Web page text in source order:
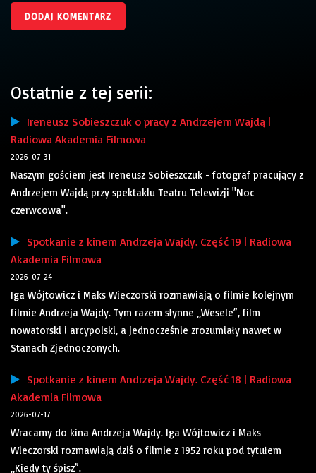
Ostatnie z tej serii:
Ireneusz Sobieszczuk o pracy z Andrzejem Wajdą |
Radiowa Akademia Filmowa
2026-07-31
Naszym gościem jest Ireneusz Sobieszczuk - fotograf pracujący z
Andrzejem Wajdą przy spektaklu Teatru Telewizji "Noc
czerwcowa".
Spotkanie z kinem Andrzeja Wajdy. Część 19 | Radiowa
Akademia Filmowa
2026-07-24
Iga Wójtowicz i Maks Wieczorski rozmawiają o filmie kolejnym
filmie Andrzeja Wajdy. Tym razem słynne „Wesele”, film
nowatorski i arcypolski, a jednocześnie zrozumiały nawet w
Stanach Zjednoczonych.
Spotkanie z kinem Andrzeja Wajdy. Część 18 | Radiowa
Akademia Filmowa
2026-07-17
Wracamy do kina Andrzeja Wajdy. Iga Wójtowicz i Maks
Wieczorski rozmawiają dziś o filmie z 1952 roku pod tytułem
„Kiedy ty śpisz”.